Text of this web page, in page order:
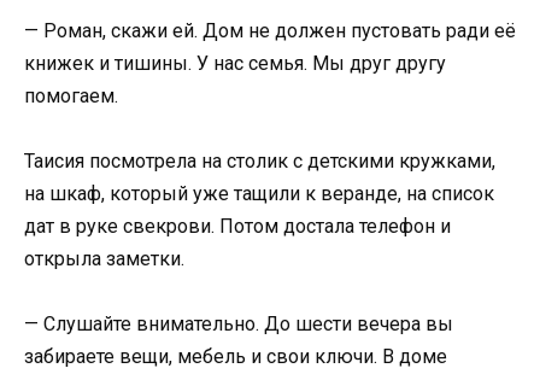
— Роман, скажи ей. Дом не должен пустовать ради её
книжек и тишины. У нас семья. Мы друг другу
помогаем.
Таисия посмотрела на столик с детскими кружками,
на шкаф, который уже тащили к веранде, на список
дат в руке свекрови. Потом достала телефон и
открыла заметки.
— Слушайте внимательно. До шести вечера вы
забираете вещи, мебель и свои ключи. В доме